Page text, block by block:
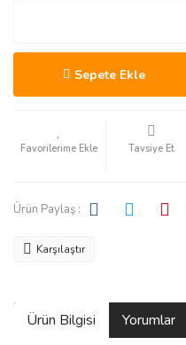
Sepete Ekle
Tavsiye Et
Ürün Paylaş :
Karşılaştır
Ürün Bilgisi Yorumlar